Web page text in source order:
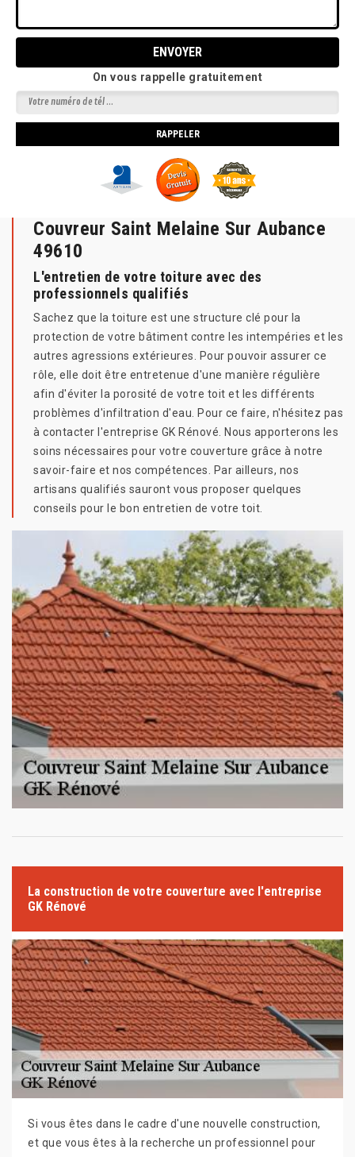
On vous rappelle gratuitement
Couvreur Saint Melaine Sur Aubance
49610
L'entretien de votre toiture avec des
professionnels qualifiés
Sachez que la toiture est une structure clé pour la
protection de votre bâtiment contre les intempéries et les
autres agressions extérieures. Pour pouvoir assurer ce
rôle, elle doit être entretenue d'une manière régulière
afin d'éviter la porosité de votre toit et les différents
problèmes d'infiltration d'eau. Pour ce faire, n'hésitez pas
à contacter l'entreprise GK Rénové. Nous apporterons les
soins nécessaires pour votre couverture grâce à notre
savoir-faire et nos compétences. Par ailleurs, nos
artisans qualifiés sauront vous proposer quelques
conseils pour le bon entretien de votre toit.
La construction de votre couverture avec l'entreprise
GK Rénové
Si vous êtes dans le cadre d'une nouvelle construction,
et que vous êtes à la recherche un professionnel pour